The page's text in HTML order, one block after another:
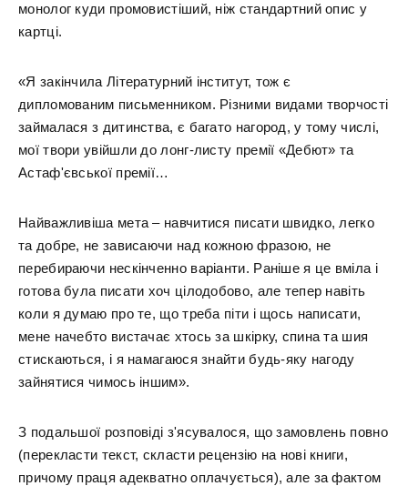
монолог куди промовистіший, ніж стандартний опис у
картці.
«Я закінчила Літературний інститут, тож є
дипломованим письменником. Різними видами творчості
займалася з дитинства, є багато нагород, у тому числі,
мої твори увійшли до лонг-листу премії «Дебют» та
Астаф'євської премії…
Найважливіша мета – навчитися писати швидко, легко
та добре, не зависаючи над кожною фразою, не
перебираючи нескінченно варіанти. Раніше я це вміла і
готова була писати хоч цілодобово, але тепер навіть
коли я думаю про те, що треба піти і щось написати,
мене начебто вистачає хтось за шкірку, спина та шия
стискаються, і я намагаюся знайти будь-яку нагоду
зайнятися чимось іншим».
З подальшої розповіді з'ясувалося, що замовлень повно
(перекласти текст, скласти рецензію на нові книги,
причому праця адекватно оплачується), але за фактом